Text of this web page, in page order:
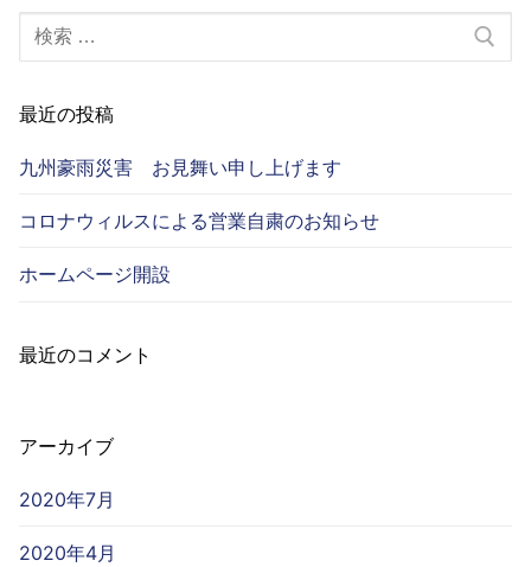
検
索:
最近の投稿
九州豪雨災害 お見舞い申し上げます
コロナウィルスによる営業自粛のお知らせ
ホームページ開設
最近のコメント
アーカイブ
2020年7月
2020年4月